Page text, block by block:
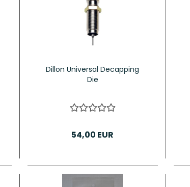
Dillon Universal Decapping
Die
54,00 EUR